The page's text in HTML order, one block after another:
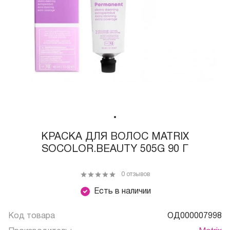
КРАСКА ДЛЯ ВОЛОС MATRIX
SOCOLOR.BEAUTY 505G 90 Г
Есть в наличии
0 отзывов
Код товара ОД000007998